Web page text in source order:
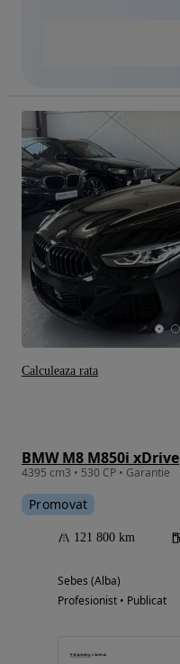
BMW M8 M850i xDrive
4395 cm3 • 530 CP • Garantie
Promovat
121 800 km
Sebes (Alba)
Profesionist • Publicat
Calculeaza rata